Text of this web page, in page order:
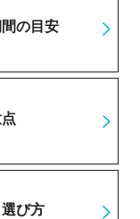
の目安
び方